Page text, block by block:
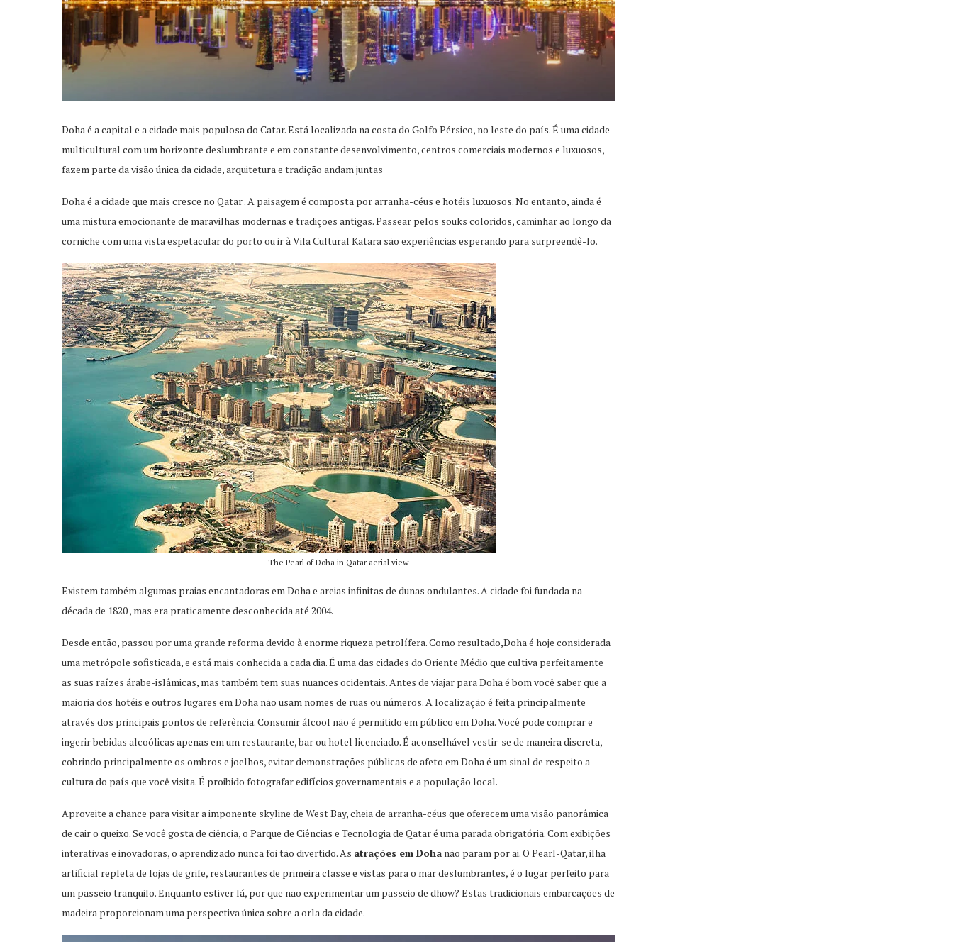
Doha é a capital e a cidade mais populosa do Catar. Está localizada na costa do Golfo Pérsico, no leste do país. É uma cidade
multicultural com um horizonte deslumbrante e em constante desenvolvimento, centros comerciais modernos e luxuosos,
fazem parte da visão única da cidade, arquitetura e tradição andam juntas
Doha é a cidade que mais cresce no Qatar . A paisagem é composta por arranha-céus e hotéis luxuosos. No entanto, ainda é
uma mistura emocionante de maravilhas modernas e tradições antigas. Passear pelos souks coloridos, caminhar ao longo da
corniche com uma vista espetacular do porto ou ir à Vila Cultural Katara são experiências esperando para surpreendê-lo.
The Pearl of Doha in Qatar aerial view
Existem também algumas praias encantadoras em Doha e areias infinitas de dunas ondulantes. A cidade foi fundada na
década de 1820 , mas era praticamente desconhecida até 2004.
Desde então, passou por uma grande reforma devido à enorme riqueza petrolífera. Como resultado,Doha é hoje considerada
uma metrópole sofisticada, e está mais conhecida a cada dia. É uma das cidades do Oriente Médio que cultiva perfeitamente
as suas raízes árabe-islâmicas, mas também tem suas nuances ocidentais. Antes de viajar para Doha é bom você saber que a
maioria dos hotéis e outros lugares em Doha não usam nomes de ruas ou números. A localização é feita principalmente
através dos principais pontos de referência. Consumir álcool não é permitido em público em Doha. Você pode comprar e
ingerir bebidas alcoólicas apenas em um restaurante, bar ou hotel licenciado. É aconselhável vestir-se de maneira discreta,
cobrindo principalmente os ombros e joelhos, evitar demonstrações públicas de afeto em Doha é um sinal de respeito a
cultura do país que você visita. É proibido fotografar edifícios governamentais e a população local.
Aproveite a chance para visitar a imponente skyline de West Bay, cheia de arranha-céus que oferecem uma visão panorâmica
de cair o queixo. Se você gosta de ciência, o Parque de Ciências e Tecnologia de Qatar é uma parada obrigatória. Com exibições
interativas e inovadoras, o aprendizado nunca foi tão divertido. As atrações em Doha não param por ai. O Pearl-Qatar, ilha
artificial repleta de lojas de grife, restaurantes de primeira classe e vistas para o mar deslumbrantes, é o lugar perfeito para
um passeio tranquilo. Enquanto estiver lá, por que não experimentar um passeio de dhow? Estas tradicionais embarcações de
madeira proporcionam uma perspectiva única sobre a orla da cidade.